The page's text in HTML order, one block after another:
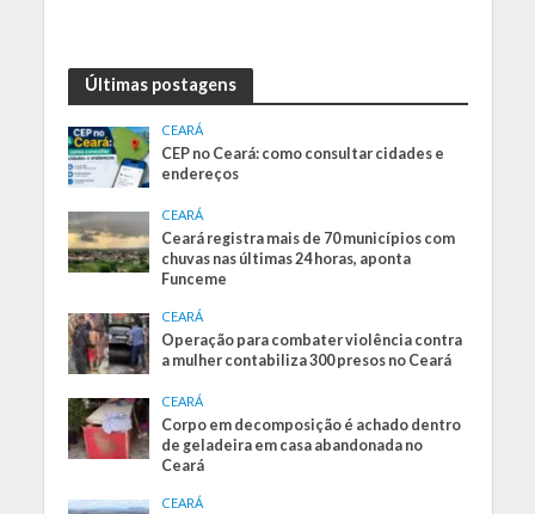
Últimas postagens
CEARÁ
CEP no Ceará: como consultar cidades e
endereços
CEARÁ
Ceará registra mais de 70 municípios com
chuvas nas últimas 24 horas, aponta
Funceme
CEARÁ
Operação para combater violência contra
a mulher contabiliza 300 presos no Ceará
CEARÁ
Corpo em decomposição é achado dentro
de geladeira em casa abandonada no
Ceará
CEARÁ